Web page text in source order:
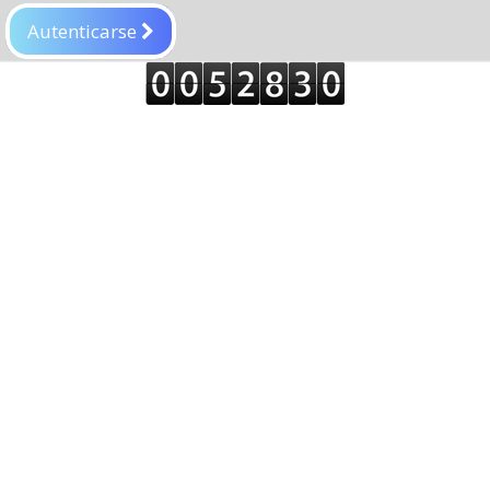
Autenticarse